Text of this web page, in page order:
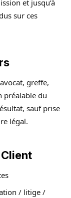
et jusqu’à
sur ces
greffe,
préalable du
sauf prise
légal.
/ litige /